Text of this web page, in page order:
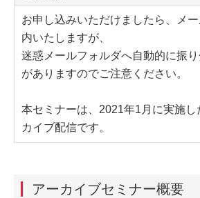
お申し込みいただけましたら、メ
内いたしますが、
迷惑メールフォルダへ自動的に振
がありますのでご注意ください。
本セミナーは、2021年1月に実施し
カイブ配信です。
アーカイブセミナー概要